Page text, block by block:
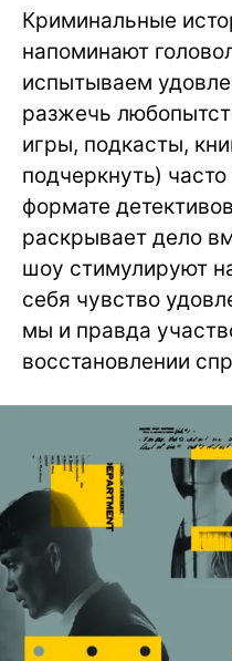
Криминальные
напоминают
испытываем
разжечь
игры, подкасты,
подчеркнуть)
формате
раскрывает дело
шоу стимулируют
себя чувство
мы и правда
восстановлении